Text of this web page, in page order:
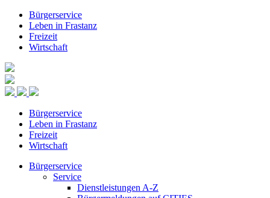
Bürgerservice
Leben in Frastanz
Freizeit
Wirtschaft
Bürgerservice
Leben in Frastanz
Freizeit
Wirtschaft
Bürgerservice
Service
Dienstleistungen A-Z